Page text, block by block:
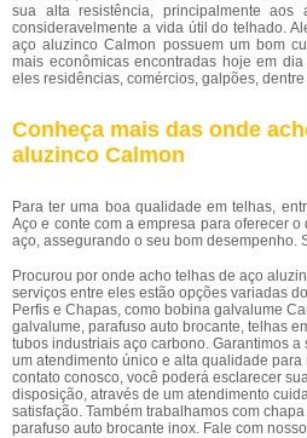
sua alta resistência, principalmente aos
consideravelmente a vida útil do telhado.
aço aluzinco Calmon possuem um bom
mais econômicas encontradas hoje em
eles residências, comércios, galpões,
Conheça mais das onde
aluzinco Calmon
Para ter uma boa qualidade em telhas,
Aço e conte com a empresa para oferecer
aço, assegurando o seu bom desempenho.
Procurou por onde acho telhas de aço
serviços entre eles estão opções variadas
Perfis e Chapas, como bobina galvalume
galvalume, parafuso auto brocante, telhas
tubos industriais aço carbono. Garantimos
um atendimento único e alta qualidade para
contato conosco, você poderá esclarecer
disposição, através de um atendimento
satisfação. Também trabalhamos com
parafuso auto brocante inox. Fale com